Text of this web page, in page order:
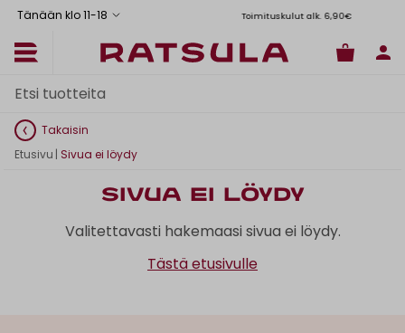
Tänään klo 11-18 Toimituskulut alk. 6,90€
Takaisin
Etusivu | Sivua ei löydy
Sivua ei löydy
Valitettavasti hakemaasi sivua ei löydy.
Tästä etusivulle